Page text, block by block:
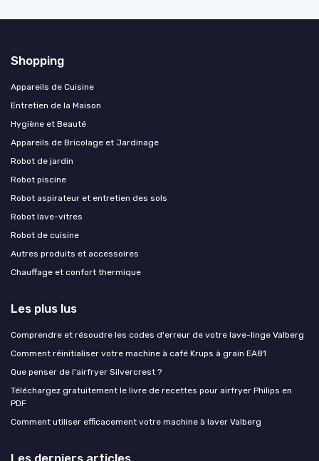
Shopping
Appareils de Cuisine
Entretien de la Maison
Hygiène et Beauté
Appareils de Bricolage et Jardinage
Robot de jardin
Robot piscine
Robot aspirateur et entretien des sols
Robot lave-vitres
Robot de cuisine
Autres produits et accessoires
Chauffage et confort thermique
Les plus lus
Comprendre et résoudre les codes d'erreur de votre lave-linge Valberg
Comment réinitialiser votre machine à café Krups à grain EA81
Que penser de l'airfryer Silvercrest ?
Téléchargez gratuitement le livre de recettes pour airfryer Philips en
PDF
Comment utiliser efficacement votre machine à laver Valberg
Les derniers articles